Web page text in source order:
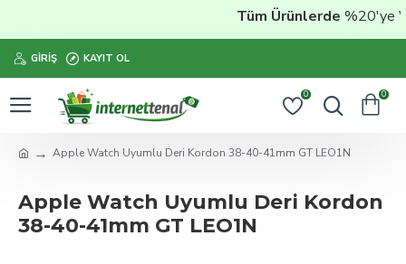
Tüm Ürünlerde%20'ye
GIRIŞ KAYIT OL
0 0
Apple Watch Uyumlu Deri Kordon 38-40-41mm GT LEO1N
Apple Watch Uyumlu Deri Kordon
38-40-41mm GT LEO1N